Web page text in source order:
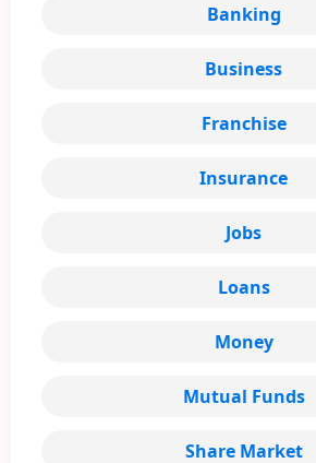
Banking
Business
Franchise
Insurance
Jobs
Loans
Money
Mutual Funds
Share Market